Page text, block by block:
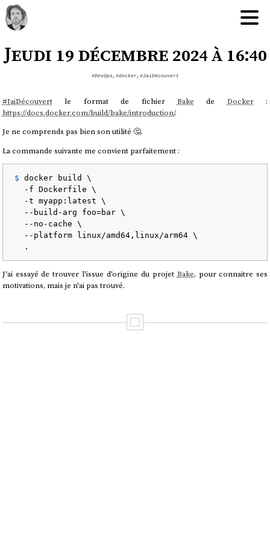
Jeudi 19 décembre 2024 à 16:40
#DevOps, #docker, #JaiDécouvert
#JaiDécouvertle format de fichier Bake de Docker:
https://docs.docker.com/build/bake/introduction/.
Je ne comprends pas bien son utilité 🤔.
La commande suivante me convient parfaitement :
$ docker build \
  .
J'ai essayé de trouver l'issue d'origine du projet Bake, pour connaitre ses
motivations, mais je n'ai pas trouvé.